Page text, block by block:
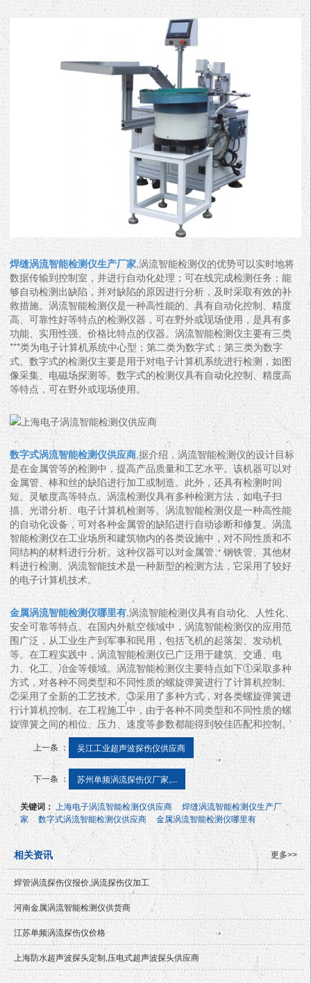
焊缝涡流智能检测仪生产厂家,涡流智能检测仪的优势可以实时地将
数据传输到控制室，并进行自动化处理；可在线完成检测任务；能
够自动检测出缺陷，并对缺陷的原因进行分析，及时采取有效的补
救措施。涡流智能检测仪是一种高性能的、具有自动化控制、精度
高、可靠性好等特点的检测仪器，可在野外或现场使用，是具有多
功能、实用性强、价格比特点的仪器。涡流智能检测仪主要有三类
***类为电子计算机系统中心型；第二类为数字式；第三类为数字
式。数字式的检测仪主要是用于对电子计算机系统进行检测，如图
像采集、电磁场探测等。数字式的检测仪具有自动化控制、精度高
等特点，可在野外或现场使用。
数字式涡流智能检测仪供应商,据介绍，涡流智能检测仪的设计目标
是在金属管等的检测中，提高产品质量和工艺水平。该机器可以对
金属管、棒和丝的缺陷进行加工或制造。此外，还具有检测时间
短、灵敏度高等特点。涡流检测仪具有多种检测方法，如电子扫
描、光谱分析、电子计算机检测等。涡流智能检测仪是一种高性能
的自动化设备，可对各种金属管的缺陷进行自动诊断和修复。涡流
智能检测仪在工业场所和建筑物内的各类设施中，对不同性质和不
同结构的材料进行分析。这种仪器可以对金属管、钢铁管、其他材
料进行检测。涡流智能技术是一种新型的检测方法，它采用了较好
的电子计算机技术。
金属涡流智能检测仪哪里有,涡流智能检测仪具有自动化、人性化、
安全可靠等特点。在国内外航空领域中，涡流智能检测仪的应用范
围广泛，从工业生产到军事和民用，包括飞机的起落架、发动机
等。在工程实践中，涡流智能检测仪已广泛用于建筑、交通、电
力、化工、冶金等领域。涡流智能检测仪主要特点如下①采取多种
方式，对各种不同类型和不同性质的螺旋弹簧进行了计算机控制。
②采用了全新的工艺技术。③采用了多种方式，对各类螺旋弹簧进
行计算机控制。在工程施工中，由于各种不同类型和不同性质的螺
旋弹簧之间的相位、压力、速度等参数都能得到较佳匹配和控制。
上一条 ： 吴江工业超声波探伤仪供应商
下一条 ： 苏州单频涡流探伤仪厂家,...
关键词： 上海电子涡流智能检测仪供应商
焊缝涡流智能检测仪生产厂
家
数字式涡流智能检测仪供应商 金属涡流智能检测仪哪里有
相关资讯 更多>>
焊管涡流探伤仪报价,涡流探伤仪加工
河南金属涡流智能检测仪供货商
江苏单频涡流探伤仪价格
上海防水超声波探头定制,压电式超声波探头供应商